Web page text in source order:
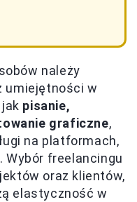
należy
umiejętności w
pisanie,
graficzne,
na platformach,
Wybór freelancingu
oraz klientów,
elastyczność w